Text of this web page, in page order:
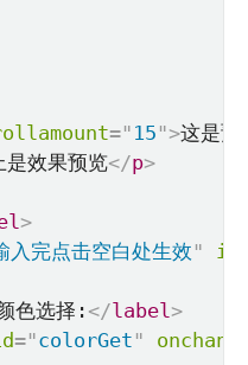
=" 15 ">这是预
是效果预览</p>
>
入完点击空白处生效 " id
色选择: </label>
="colorGet "